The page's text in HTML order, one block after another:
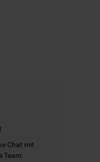
Chat mit
Team